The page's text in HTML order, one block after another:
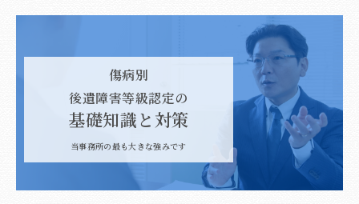
傷病別
後遺障害等級認定の
基礎知識と対策
当事務所の最も大きな強みです